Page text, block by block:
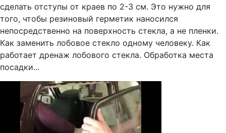
сделать отступы от краев по 2-3 см. Это нужно для
того, чтобы резиновый герметик наносился
непосредственно на поверхность стекла, а не пленки.
Как заменить лобовое стекло одному человеку. Как
работает дренаж лобового стекла. Обработка места
посадки...